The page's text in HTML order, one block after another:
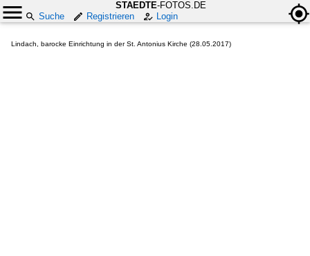
STAEDTE-FOTOS.DE
Suche
Registrieren Login
Lindach, barocke Einrichtung in der St. Antonius Kirche (28.05.2017)